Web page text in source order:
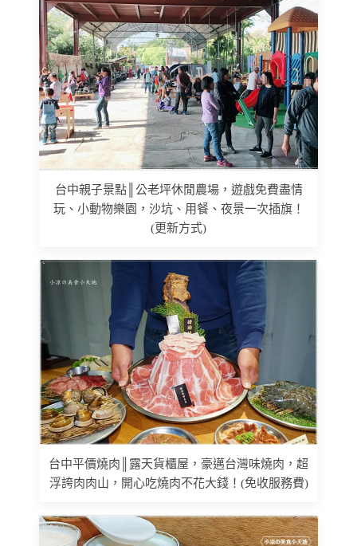
台中親子景點║公老坪休閒農場，遊戲免費盡情
玩、小動物樂園，沙坑、用餐、夜景一次插旗！
(更新方式)
台中平價燒肉║露天貨櫃屋，豪邁台灣味燒肉，超
浮誇肉肉山，開心吃燒肉不花大錢！(免收服務費)